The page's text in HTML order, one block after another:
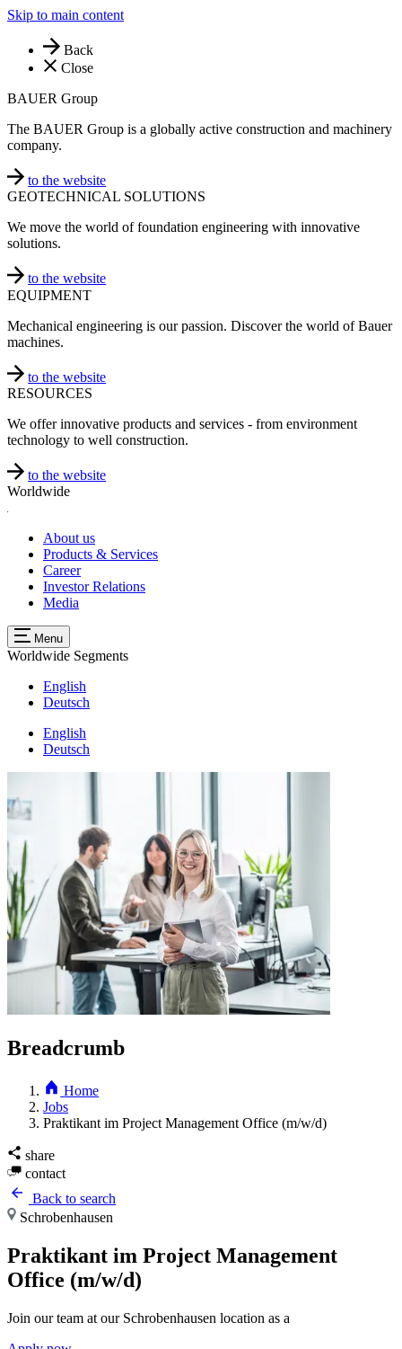
Skip to main content
Back
Close
BAUER Group
The BAUER Group is a globally active construction and machinery
company.
to the website
GEOTECHNICAL SOLUTIONS
We move the world of foundation engineering with innovative
solutions.
to the website
EQUIPMENT
Mechanical engineering is our passion. Discover the world of Bauer
machines.
to the website
RESOURCES
We offer innovative products and services - from environment
technology to well construction.
to the website
Worldwide
About us
Products & Services
Career
Investor Relations
Media
Menu
Worldwide Segments
English
Deutsch
English
Deutsch
Breadcrumb
Home
Jobs
Praktikant im Project Management Office (m/w/d)
share
contact
Back to search
Schrobenhausen
Praktikant im Project Management
Office (m/w/d)
Join our team at our Schrobenhausen location as a